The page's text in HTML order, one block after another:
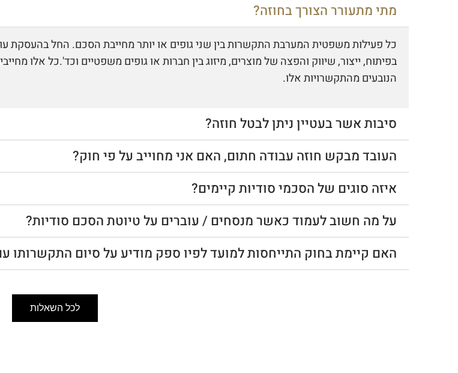
מתי מתעורר הצורך בחוזה?
כל פעילות משפטית המערבת התקשרות בין שני גופים או יותר מחייבת הסכם. החל בהעסקת
בפיתוח, ייצור, שיווק והפצה של מוצרים, מיזוג בין חברות או גופים משפטיים וכד'.כל אלו
הנובעים מהתקשרויות אלו.
סיבות אשר בעטיין ניתן לבטל חוזה?
העובד מבקש חוזה עבודה חתום, האם אני מחוייב על פי חוק?
איזה סוגים של הסכמי סודיות קיימים?
על מה חשוב לעמוד כאשר מנסחים / עוברים על טיוטת הסכם סודיות?
האם קיימת בחוק התייחסות למועד לפיו ספק מודיע על סיום התקשרותו
לכל השאלות